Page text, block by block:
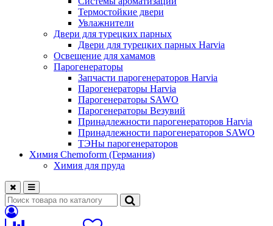
Термостойкие двери
Увлажнители
Двери для турецких парных
Двери для турецких парных Harvia
Освещение для хамамов
Парогенераторы
Запчасти парогенераторов Harvia
Парогенераторы Harvia
Парогенераторы SAWO
Парогенераторы Везувий
Принадлежности парогенераторов Harvia
Принадлежности парогенераторов SAWO
ТЭНы парогенераторов
Химия Chemoform (Германия)
Химия для пруда